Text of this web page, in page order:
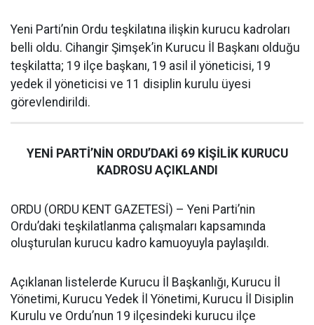
Yeni Parti’nin Ordu teşkilatına ilişkin kurucu kadroları
belli oldu. Cihangir Şimşek’in Kurucu İl Başkanı olduğu
teşkilatta; 19 ilçe başkanı, 19 asil il yöneticisi, 19
yedek il yöneticisi ve 11 disiplin kurulu üyesi
görevlendirildi.
YENİ PARTİ’NİN ORDU’DAKİ 69 KİŞİLİK KURUCU
KADROSU AÇIKLANDI
ORDU (ORDU KENT GAZETESİ) – Yeni Parti’nin
Ordu’daki teşkilatlanma çalışmaları kapsamında
oluşturulan kurucu kadro kamuoyuyla paylaşıldı.
Açıklanan listelerde Kurucu İl Başkanlığı, Kurucu İl
Yönetimi, Kurucu Yedek İl Yönetimi, Kurucu İl Disiplin
Kurulu ve Ordu’nun 19 ilçesindeki kurucu ilçe